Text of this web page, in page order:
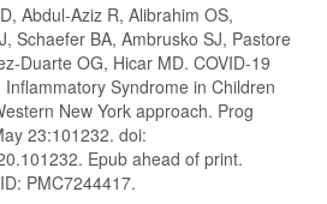
Abdul-Aziz R, Alibrahim OS,
Schaefer BA, Ambrusko SJ, Pastore
Duarte OG, Hicar MD. COVID-19
Syndrome in Children
New York approach. Prog
23:101232. doi:
Epub ahead of print.
PMC7244417.